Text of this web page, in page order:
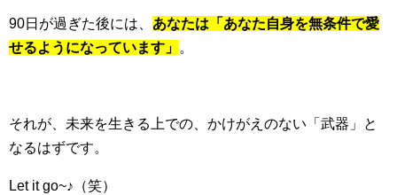
90日が過ぎた後には、 あなたは「あなた自身を無条件で愛
せるようになっています」 。
それが、未来を生きる上での、かけがえのない「武器」と
なるはずです。
Let it go~♪（笑）